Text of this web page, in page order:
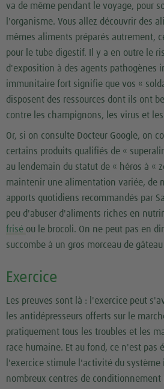
va de même pendant le voyage, pour
l'organisme. Vous allez découvrir des
mêmes aliments préparés autrement,
pour le tube digestif. Il y a en outre le
d'exposition à des agents pathogènes
immunitaire fort signifie que vos «
disposent des ressources dont ils ont
contre les champignons, les virus et
Or, si on consulte Docteur Google, on
certains produits qualifiés de «
au lendemain du statut de « héros à «
maintenir une alimentation variée, de
apports quotidiens recommandés par
peu d'abuser d'aliments riches en
frisé ou le brocoli. On ne peut pas en
succombe à un gros morceau de
Exercice
Les preuves sont là : l'exercice peut
les antidépresseurs offerts sur le
pratiquement tous les troubles et les
race humaine. Et au fond, ce n'est pas
l'exercice stimule l'activité du
nombreux centres de